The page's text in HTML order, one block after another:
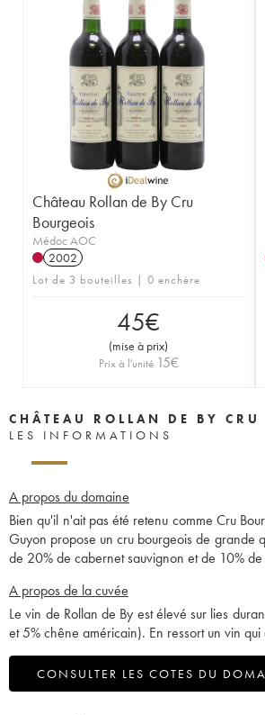
Château Rollan de By Cru
Bourgeois
Médoc AOC
2002
Lot de 3 bouteilles | 0 enchère
45€
(mise à prix)
Prix à l'unité 15€
CHÂTEAU ROLLAN DE BY CRU
LES INFORMATIONS
A propos du domaine
Bien qu'il n'ait pas été retenu comme Cru
Guyon propose un cru bourgeois de grande
de 20% de cabernet sauvignon et de 10% de
A propos de la cuvée
Le vin de Rollan de By est élevé sur lies
et 5% chêne américain). En ressort un vin
CONSULTER LES COTES DU